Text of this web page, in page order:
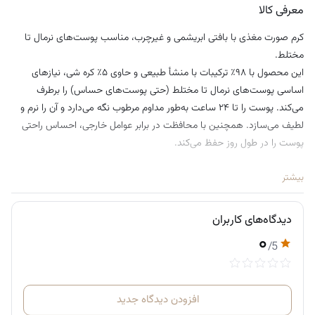
معرفی کالا
کرم صورت مغذی با بافتی ابریشمی و غیرچرب، مناسب پوست‌های نرمال تا
مختلط.
این محصول با ۹۸٪ ترکیبات با منشأ طبیعی و حاوی ۵٪ کره شی، نیازهای
اساسی پوست‌های نرمال تا مختلط (حتی پوست‌های حساس) را برطرف
می‌کند. پوست را تا ۲۴ ساعت به‌طور مداوم مرطوب نگه می‌دارد و آن را نرم و
لطیف می‌سازد. همچنین با محافظت در برابر عوامل خارجی، احساس راحتی
پوست را در طول روز حفظ می‌کند.
صبح و شب روی پوست تمیز استفاده شود، پس از سرم. مقدار کمی از کرم را
بین کف دست‌ها گرم کنید تا جذب بهتری داشته باشد. سپس از مرکز صورت
شروع کرده و با حرکات ملایم رو به بالا و بیرون، آن را به سمت پیشانی پخش
کنید. در ادامه، به سمت پایین روی گردن و ناحیه دکلته نیز با حرکات نرم و رو
کره شی که به‌خاطر خواص مغذی فوق‌العاده‌اش شناخته می‌شود، به تسریع
بازسازی سلولی کمک کرده و لایه محافظ طبیعی پوست (هیدرولیپیدیک) را
بیشتر
دیدگاه‌های کاربران
۰/5
افزودن دیدگاه جدید